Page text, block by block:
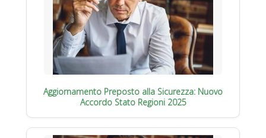
Aggiornamento Preposto alla Sicurezza: Nuovo
Accordo Stato Regioni 2025